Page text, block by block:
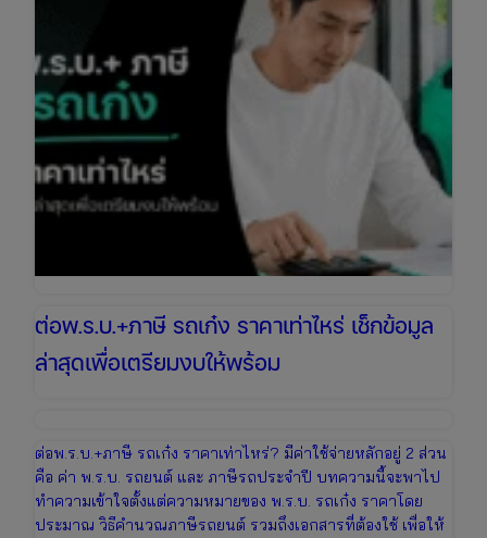
ออนไลน์
ได้
ทันที
ต่อพ.ร.บ.+ภาษี รถเก๋ง ราคาเท่าไหร่ เช็กข้อมูล
ล่าสุดเพื่อเตรียมงบให้พร้อม
ต่อพ.ร.บ.+ภาษี รถเก๋ง ราคาเท่าไหร่? มีค่าใช้จ่ายหลักอยู่ 2 ส่วน
คือ ค่า พ.ร.บ. รถยนต์ และ ภาษีรถประจำปี บทความนี้จะพาไป
ทำความเข้าใจตั้งแต่ความหมายของ พ.ร.บ. รถเก๋ง ราคาโดย
ประมาณ วิธีคำนวณภาษีรถยนต์ รวมถึงเอกสารที่ต้องใช้ เพื่อให้